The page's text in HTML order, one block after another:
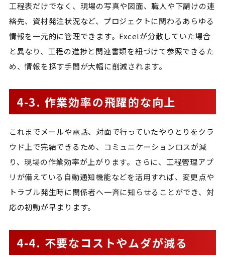
工程表だけでなく、現場の写真や図面、職人や下請けの連
絡先、資材発注状況など、プロジェクトに関わるあらゆる
情報を一元的に管理できます。Excelが分散していた場合
と異なり、工程の進捗と関連書類を紐づけて参照できるた
め、情報を探す手間が大幅に削減されます。
4-3. 作業効率の飛躍的な向上
これまでメールや電話、対面で行っていたやりとりをクラ
ウド上で完結できるため、コミュニケーションロスが減
り、現場の作業効率が上がります。さらに、工程管理アプ
リが備えている自動通知機能などを活用すれば、変更点や
トラブル発生時に関係者へ一斉に知らせることができ、対
応の初動が早まります。
4-4. 不要なコストやムダが減る